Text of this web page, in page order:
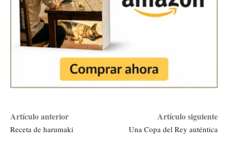
Artículo anterior
Receta de harumaki
Artículo siguiente
Una Copa del Rey auténtica